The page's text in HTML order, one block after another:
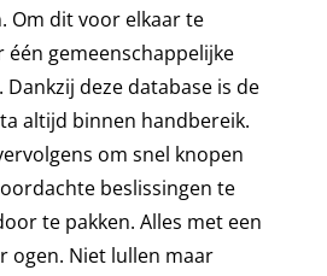
Om dit voor elkaar te
één gemeenschappelijke
Dankzij deze database is de
altijd binnen handbereik.
om snel knopen
beslissingen te
te pakken. Alles met een
ogen. Niet lullen maar
HOME
MARKTEN
ENERGY
FINE CHEMICALS
EXPERTISES
CONSULTANCY
STORIES